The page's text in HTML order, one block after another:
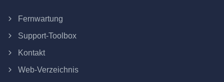
Fernwartung
Support-Toolbox
Kontakt
Web-Verzeichnis